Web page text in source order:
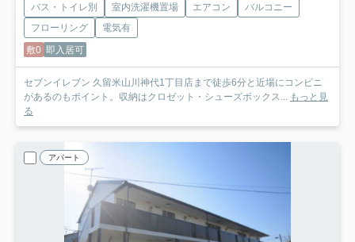
バス・トイレ別 室内洗濯機置場 エアコン
バルコニー
フローリング
電気有
敷0 即入居可
セブンイレブン 久留米山川神代1丁目店まで徒歩6分と近場にコンビニ
があるのもポイント。収納はクロゼット・シューズボックス...
もっと見
る
アパート